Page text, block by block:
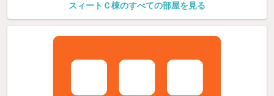
スィートＣ棟のすべての部屋を見る